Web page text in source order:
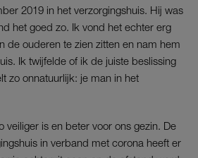
2019 in het verzorgingshuis. Hij was
het goed zo. Ik vond het echter erg
de ouderen te zien zitten en nam hem
Ik twijfelde of ik de juiste beslissing
zo onnatuurlijk: je man in het
veiliger is en beter voor ons gezin. De
in verband met corona heeft er